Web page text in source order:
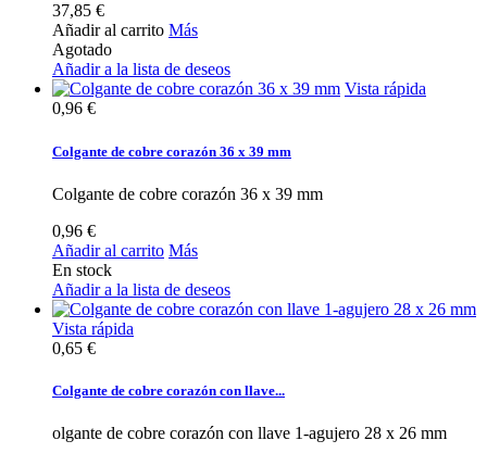
37,85 €
Añadir al carrito Más
Agotado
Añadir a la lista de deseos
Vista rápida
0,96 €
Colgante de cobre corazón 36 x 39 mm
Colgante de cobre corazón 36 x 39 mm
0,96 €
Añadir al carrito Más
En stock
Añadir a la lista de deseos
Vista rápida
0,65 €
Colgante de cobre corazón con llave...
olgante de cobre corazón con llave 1-agujero 28 x 26 mm